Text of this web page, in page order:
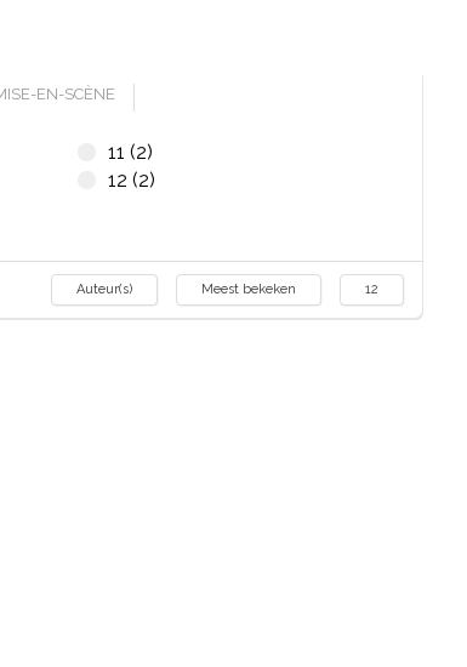
EN-SCÈNE
11 (2)
12 (2)
Auteur(s) Meest bekeken 12